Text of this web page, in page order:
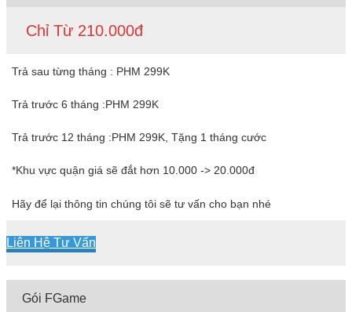
Chỉ Từ 210.000đ
Trả sau từng tháng : PHM 299K
Trả trước 6 tháng :PHM 299K
Trả trước 12 tháng :PHM 299K, Tặng 1 tháng cước
*Khu vực quận giá sẽ đắt hơn 10.000 -> 20.000đ
Hãy để lại thông tin chúng tôi sẽ tư vấn cho bạn nhé
Liên Hệ Tư Vấn
Gói FGame